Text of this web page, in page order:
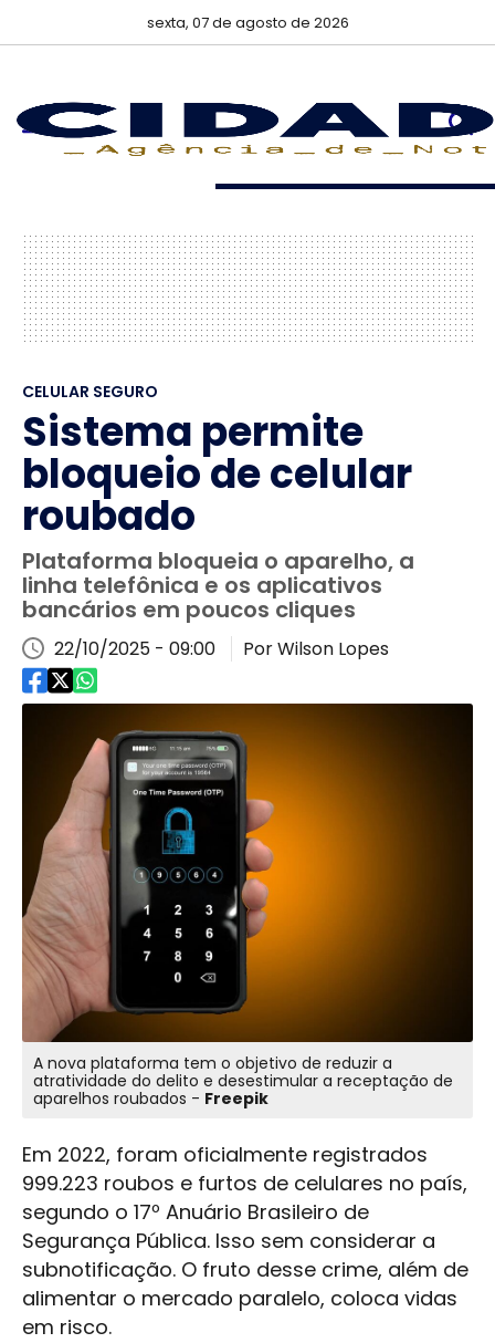
sexta, 07 de agosto de 2026
CELULAR SEGURO
Sistema permite
bloqueio de celular
roubado
Plataforma bloqueia o aparelho, a
linha telefônica e os aplicativos
bancários em poucos cliques
22/10/2025 - 09:00 Por Wilson Lopes
A nova plataforma tem o objetivo de reduzir a
atratividade do delito e desestimular a receptação de
aparelhos roubados - Freepik
Em 2022, foram oficialmente registrados
999.223 roubos e furtos de celulares no país,
segundo o 17º Anuário Brasileiro de
Segurança Pública. Isso sem considerar a
subnotificação. O fruto desse crime, além de
alimentar o mercado paralelo, coloca vidas
em risco.